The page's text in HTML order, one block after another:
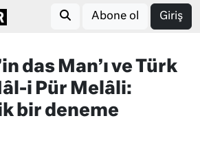
Abone ol Giriş
das Man’ı ve Türk
i Pür Melâli:
bir deneme